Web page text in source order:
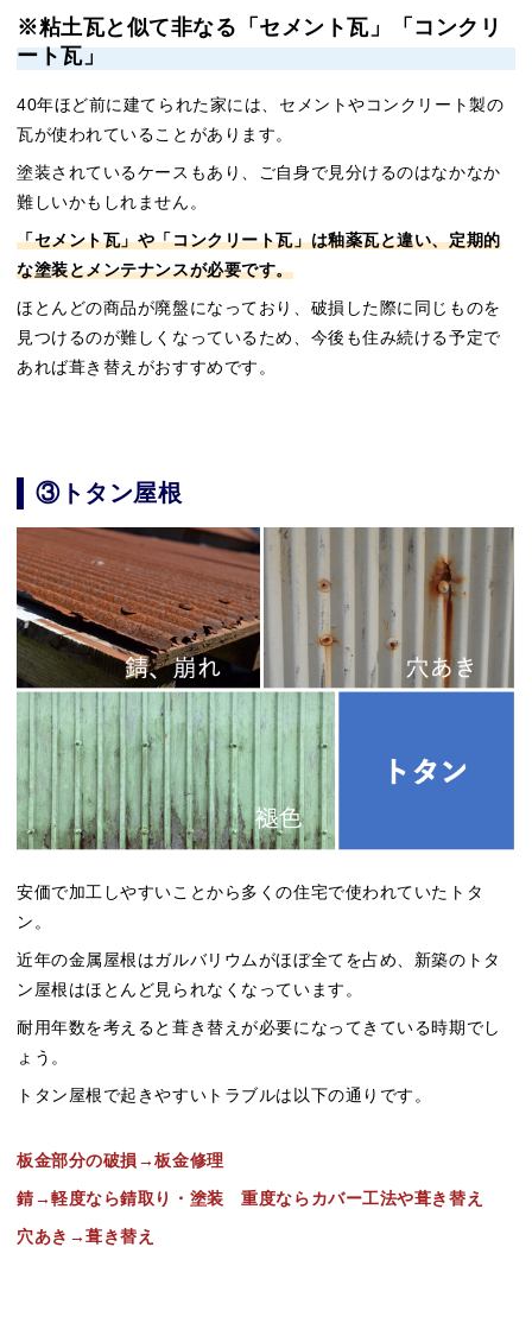
※粘土瓦と似て非なる「セメント瓦」「コンクリ
ート瓦」
40年ほど前に建てられた家には、セメントやコンクリート製の
瓦が使われていることがあります。
塗装されているケースもあり、ご自身で見分けるのはなかなか
難しいかもしれません。
「セメント瓦」や「コンクリート瓦」は釉薬瓦と違い、定期的
な塗装とメンテナンスが必要です。
ほとんどの商品が廃盤になっており、破損した際に同じものを
見つけるのが難しくなっているため、今後も住み続ける予定で
あれば葺き替えがおすすめです。
③トタン屋根
安価で加工しやすいことから多くの住宅で使われていたトタ
ン。
近年の金属屋根はガルバリウムがほぼ全てを占め、新築のトタ
ン屋根はほとんど見られなくなっています。
耐用年数を考えると葺き替えが必要になってきている時期でし
ょう。
トタン屋根で起きやすいトラブルは以下の通りです。
板金部分の破損→板金修理
錆→軽度なら錆取り・塗装 重度ならカバー工法や葺き替え
穴あき→葺き替え